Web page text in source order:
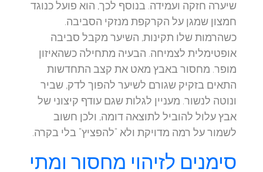
שיערה חזקה ועמידה. בנוסף לכך, הוא פועל כנוגד
חמצון שמגן על הקרקפת מנזקי הסביבה.
כשהרמות שלו תקינות, השיער מקבל סביבה
אופטימלית לצמיחה. הבעיה מתחילה כשהאיזון
מופר. מחסור באבץ מאט את קצב התחדשות
התאים בזקיק שגורם לשיער להפוך לדק, שביר
ונוטה לנשור. מעניין לגלות שגם עודף קיצוני של
אבץ עלול להוביל לתוצאה דומה, ולכן חשוב
לשמור על רמה מדויקת ולא "להפציץ" בלי בקרה.
סימנים לזיהוי מחסור ומתי